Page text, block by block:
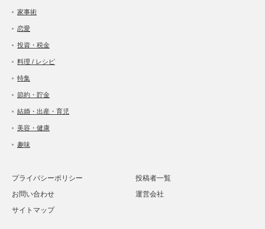
家事術
恋愛
投資・税金
料理 / レシピ
特集
節約・貯金
結婚・出産・育児
美容・健康
趣味
プライバシーポリシー
投稿者一覧
お問い合わせ
運営会社
サイトマップ